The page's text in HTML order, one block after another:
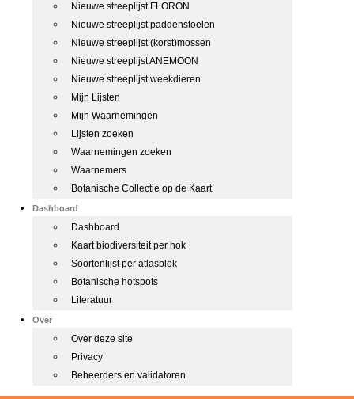
Nieuwe streeplijst FLORON
Nieuwe streeplijst paddenstoelen
Nieuwe streeplijst (korst)mossen
Nieuwe streeplijst ANEMOON
Nieuwe streeplijst weekdieren
Mijn Lijsten
Mijn Waarnemingen
Lijsten zoeken
Waarnemingen zoeken
Waarnemers
Botanische Collectie op de Kaart
Dashboard
Dashboard
Kaart biodiversiteit per hok
Soortenlijst per atlasblok
Botanische hotspots
Literatuur
Over
Over deze site
Privacy
Beheerders en validatoren